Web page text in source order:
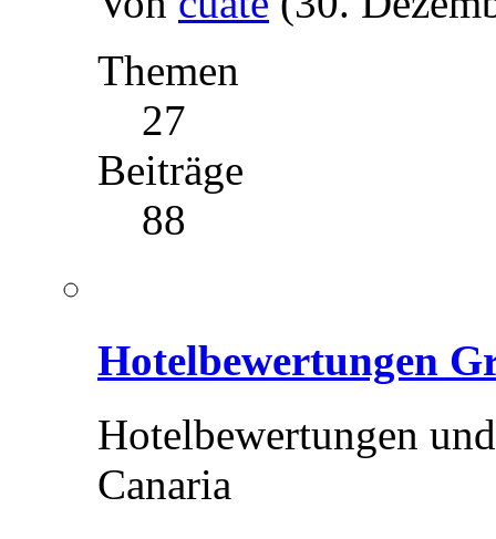
Themen
27
Beiträge
88
Hotelbewertungen
Hotelbewertungen
Canaria